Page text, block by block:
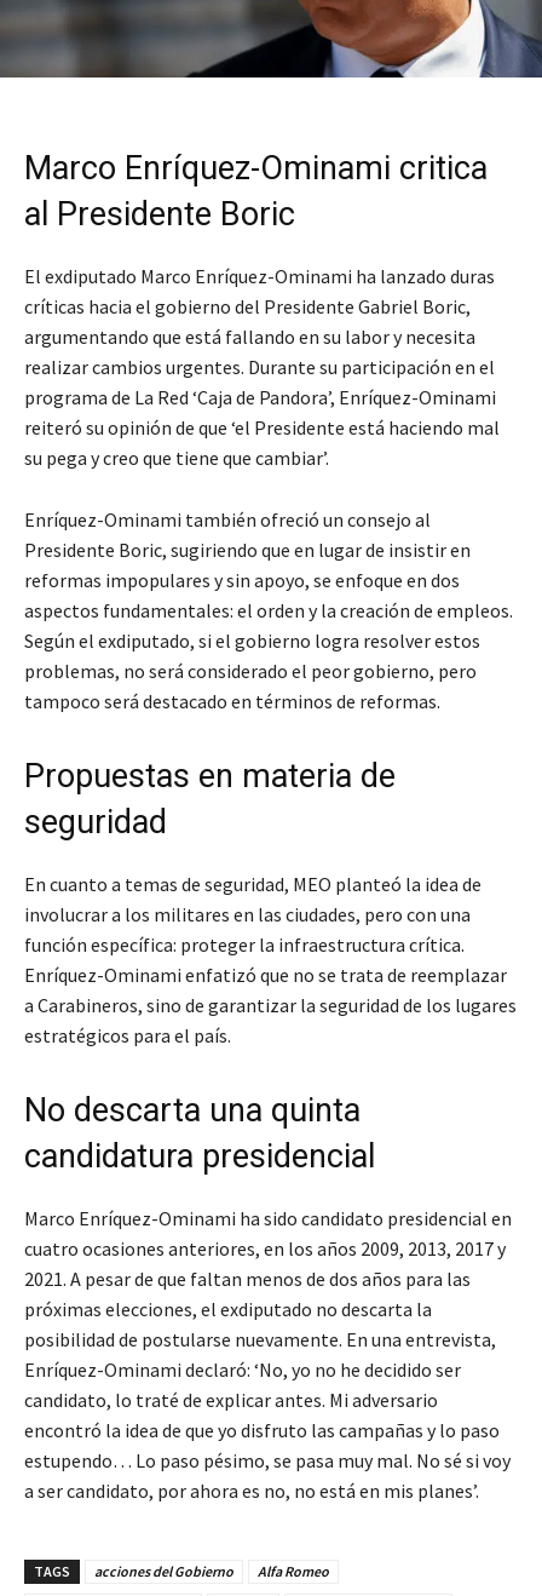
Marco Enríquez-Ominami critica
al Presidente Boric
El exdiputado Marco Enríquez-Ominami ha lanzado duras
críticas hacia el gobierno del Presidente Gabriel Boric,
argumentando que está fallando en su labor y necesita
realizar cambios urgentes. Durante su participación en el
programa de La Red ‘Caja de Pandora’, Enríquez-Ominami
reiteró su opinión de que ‘el Presidente está haciendo mal
su pega y creo que tiene que cambiar’.
Enríquez-Ominami también ofreció un consejo al
Presidente Boric, sugiriendo que en lugar de insistir en
reformas impopulares y sin apoyo, se enfoque en dos
aspectos fundamentales: el orden y la creación de empleos.
Según el exdiputado, si el gobierno logra resolver estos
problemas, no será considerado el peor gobierno, pero
tampoco será destacado en términos de reformas.
Propuestas en materia de
seguridad
En cuanto a temas de seguridad, MEO planteó la idea de
involucrar a los militares en las ciudades, pero con una
función específica: proteger la infraestructura crítica.
Enríquez-Ominami enfatizó que no se trata de reemplazar
a Carabineros, sino de garantizar la seguridad de los lugares
estratégicos para el país.
No descarta una quinta
candidatura presidencial
Marco Enríquez-Ominami ha sido candidato presidencial en
cuatro ocasiones anteriores, en los años 2009, 2013, 2017 y
2021. A pesar de que faltan menos de dos años para las
próximas elecciones, el exdiputado no descarta la
posibilidad de postularse nuevamente. En una entrevista,
Enríquez-Ominami declaró: ‘No, yo no he decidido ser
candidato, lo traté de explicar antes. Mi adversario
encontró la idea de que yo disfruto las campañas y lo paso
estupendo… Lo paso pésimo, se pasa muy mal. No sé si voy
a ser candidato, por ahora es no, no está en mis planes’.
TAGS acciones del Gobierno Alfa Romeo